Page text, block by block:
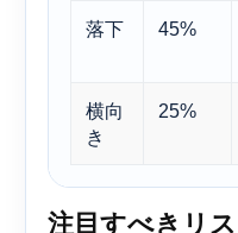
落下 45%
横向
き
25%
注目すべきリ